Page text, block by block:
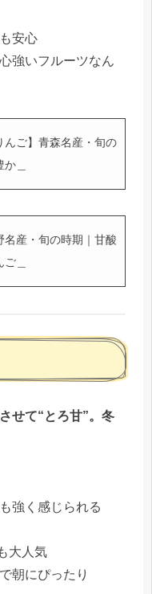
安心
強いフルーツなん
んご】青森名産・旬の
＿
名産・旬の時期｜甘酸
＿
せて“とろ甘”。冬
強く感じられる
大人気
朝にぴったり